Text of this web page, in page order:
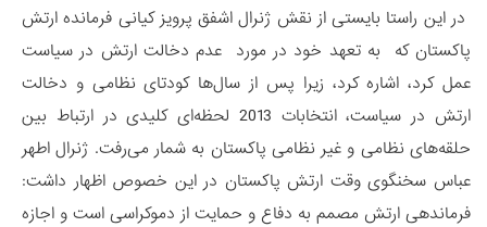
در این راستا بایستی از نقش ژنرال اشفق پرویز کیانی فرمانده ارتش
پاکستان که به تعهد خود در مورد عدم دخالت ارتش در سیاست
عمل کرد، اشاره کرد، زیرا پس از سال‌ها کودتای نظامی و دخالت
ارتش در سیاست، انتخابات 2013 لحظه‌ای کلیدی در ارتباط بین
حلقه‌های نظامی و غیر نظامی پاکستان به شمار می‌رفت. ژنرال اطهر
عباس سخنگوی وقت ارتش پاکستان در این خصوص اظهار داشت:
فرماندهی ارتش مصمم به دفاع و حمایت از دموکراسی است و اجازه